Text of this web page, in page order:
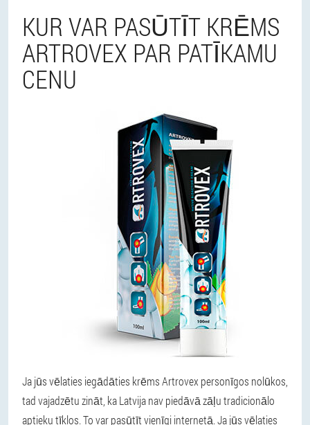
KUR VAR PASŪTĪT KRĒMS
ARTROVEX PAR PATĪKAMU
CENU
Ja jūs vēlaties iegādāties krēms Artrovex personīgos nolūkos,
tad vajadzētu zināt, ka Latvija nav piedāvā zāļu tradicionālo
aptieku tīklos. To var pasūtīt vienīgi internetā. Ja jūs vēlaties